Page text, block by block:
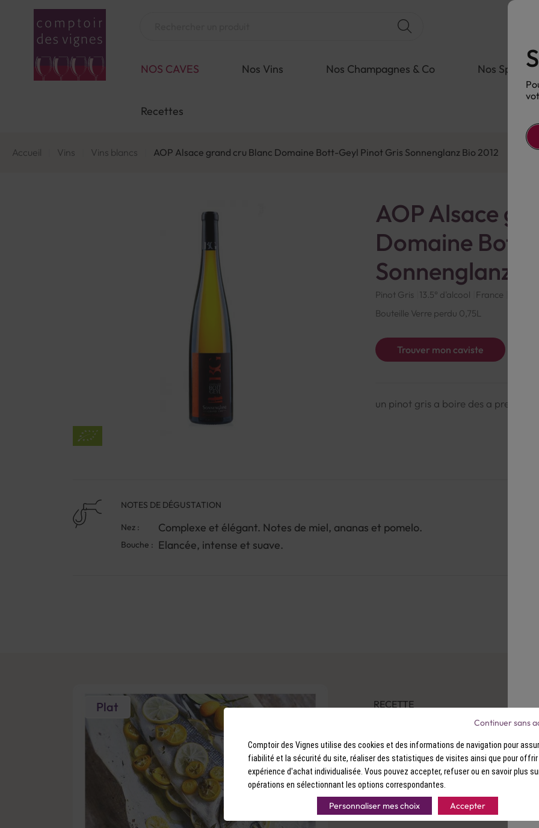
NOS CAVES Nos Vins Nos Champagnes & Co Nos
Recettes
Accueil Vins Vins blancs AOP Alsace grand cru Blanc Domaine Bott-Geyl Pinot Gris Sonnenglanz Bio 2012
AOP Alsace
Domaine Bott-
Sonnenglanz
Pinot Gris 13.5° d'alcool France
Bouteille Verre perdu 0,75L
Trouver mon caviste
un pinot gris a boire des a present
NOTES DE DÉGUSTATION
Nez : Complexe et élégant. Notes de miel, ananas et pomelo.
Bouche : Elancée, intense et suave.
Plat RECETTE
Bar aux agrumes
Facile 40 min.
Découvrir la recette
Comptoir des Vignes utilise des cookies et des informations de navigation pour
fiabilité et la sécurité du site, réaliser des statistiques de visites ainsi que pour offrir
expérience d'achat individualisée. Vous pouvez accepter, refuser ou en savoir plus
opérations en sélectionnant les options correspondantes.
Personnaliser mes choix Accepter
Continuer sans